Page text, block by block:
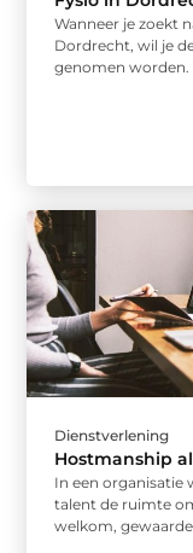
Wanneer je zoekt
Dordrecht, wil je
genomen worden.
Dienstverlening
Hostmanship
In een organisatie
talent de ruimte
welkom,